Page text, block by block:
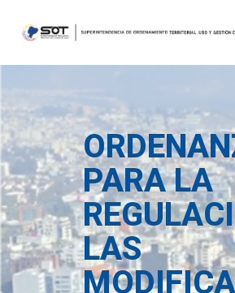
PARA LA
LAS